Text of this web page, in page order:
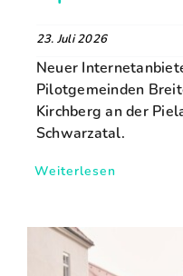
23. Juli 2026
Neuer
Pilotgemeinden
Kirchberg an der
Schwarzatal.
Weiterlesen